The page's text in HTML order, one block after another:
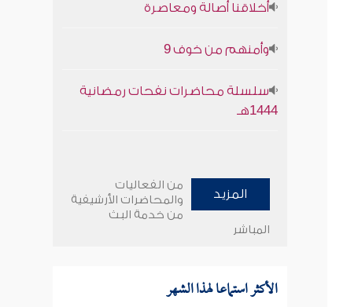
أخلاقنا أصالة ومعاصرة
وأمنهم من خوف 9
سلسلة محاضرات نفحات رمضانية
1444هـ
المزيد
من الفعاليات
والمحاضرات الأرشيفية
من خدمة البث
المباشر
الأكثر استماعا لهذا الشهر